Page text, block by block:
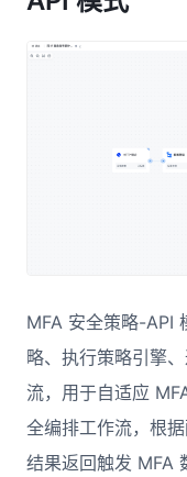
MFA 安全策略-API
略、执行策略引擎
流，用于自适应
全编排工作流，根
结果返回触发 MFA